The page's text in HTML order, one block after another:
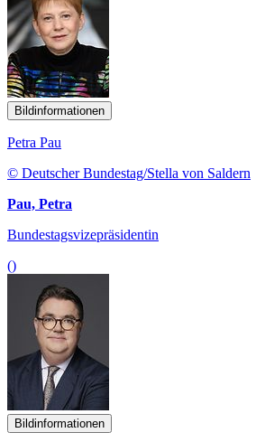
Bildinformationen
Petra Pau
© Deutscher Bundestag/Stella von Saldern
Pau, Petra
Bundestagsvizepräsidentin
()
Bildinformationen